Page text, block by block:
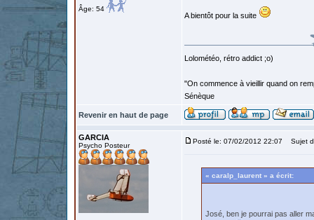
Âge: 54
A bientôt pour la suite
Lolométéo, rétro addict ;o)
"On commence à vieillir quand on
Sénèque
Revenir en haut de page
GARCIA
Psycho Posteur
Posté le: 07/02/2012 22:07 Sujet
« caralp_laurent » a écrit:
José, ben je pourrai pas aller